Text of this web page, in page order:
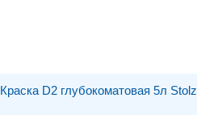
Краска D2 глубокоматовая 5л Stolz